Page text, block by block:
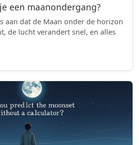
een maanondergang?
aan dat de Maan onder de horizon
de lucht verandert snel, en alles